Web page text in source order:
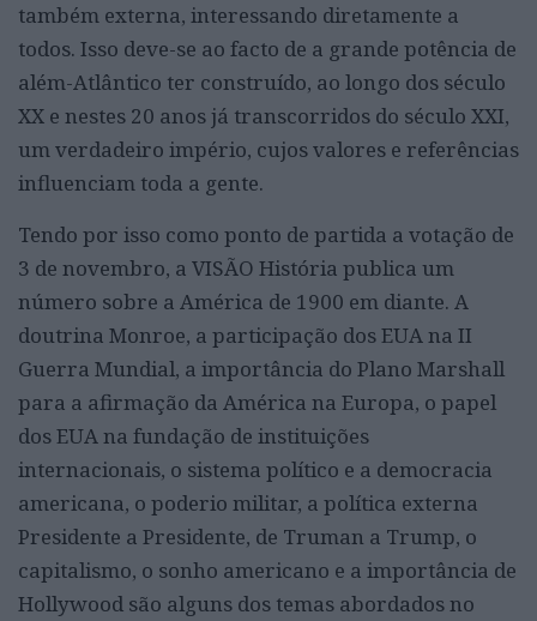
também externa, interessando diretamente a
todos. Isso deve-se ao facto de a grande potência de
além-Atlântico ter construído, ao longo dos século
XX e nestes 20 anos já transcorridos do século XXI,
um verdadeiro império, cujos valores e referências
influenciam toda a gente.
Tendo por isso como ponto de partida a votação de
3 de novembro, a VISÃO História publica um
número sobre a América de 1900 em diante. A
doutrina Monroe, a participação dos EUA na II
Guerra Mundial, a importância do Plano Marshall
para a afirmação da América na Europa, o papel
dos EUA na fundação de instituições
internacionais, o sistema político e a democracia
americana, o poderio militar, a política externa
Presidente a Presidente, de Truman a Trump, o
capitalismo, o sonho americano e a importância de
Hollywood são alguns dos temas abordados no